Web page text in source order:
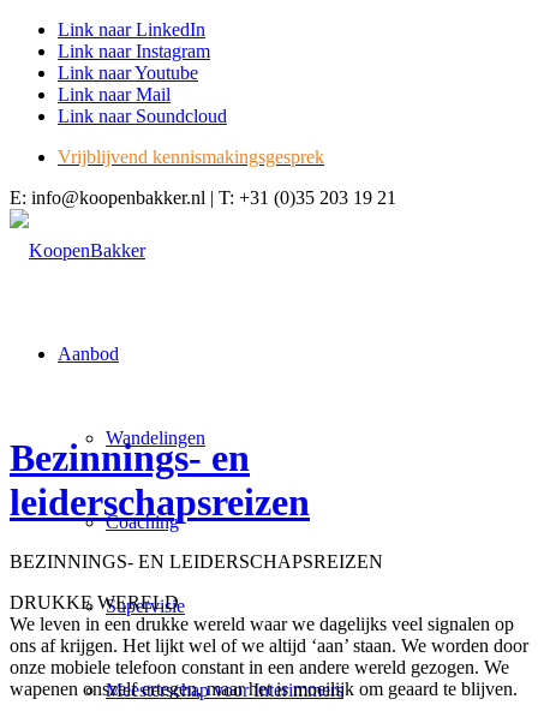
Link naar LinkedIn
Link naar Instagram
Link naar Youtube
Link naar Mail
Link naar Soundcloud
Vrijblijvend kennismakingsgesprek
E: info@koopenbakker.nl | T: +31 (0)35 203 19 21
Aanbod
Wandelingen
Coaching
Supervisie
Meesterschap voor Interimmers
Bezinnings- en
leiderschapsreizen
BEZINNINGS- EN LEIDERSCHAPSREIZEN
DRUKKE WERELD
We leven in een drukke wereld waar we dagelijks veel signalen op
ons af krijgen. Het lijkt wel of we altijd ‘aan’ staan. We worden door
onze mobiele telefoon constant in een andere wereld gezogen. We
wapenen onszelf ertegen, maar het is moeilijk om geaard te blijven.